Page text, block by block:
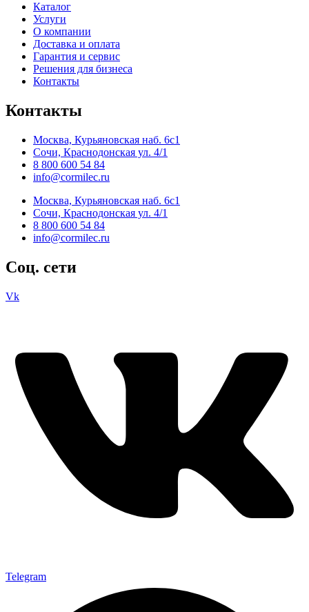
Каталог
Услуги
О компании
Доставка и оплата
Гарантия и сервис
Решения для бизнеса
Контакты
Контакты
Москва, Курьяновская наб. 6с1
Сочи, Краснодонская ул. 4/1
8 800 600 54 84
info@cormilec.ru
Москва, Курьяновская наб. 6с1
Сочи, Краснодонская ул. 4/1
8 800 600 54 84
info@cormilec.ru
Соц. сети
Vk
Telegram